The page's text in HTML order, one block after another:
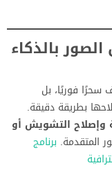
بالذكاء
سحرًا فوريًا، بل
بطريقة دقيقة.
وإصلاح التشويش أو
المتقدمة. برنامج